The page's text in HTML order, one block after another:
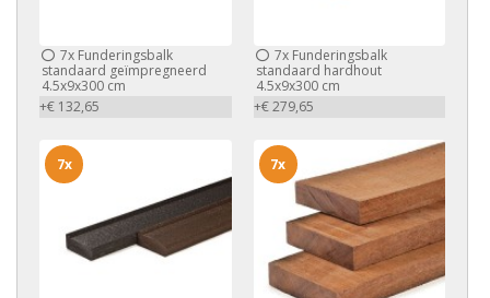
7x Funderingsbalk
standaard geïmpregneerd
4.5x9x300 cm
+€ 132,65
7xFunderingsbalk
standaard hardhout
4.5x9x300 cm
+€ 279,65
7x 7x